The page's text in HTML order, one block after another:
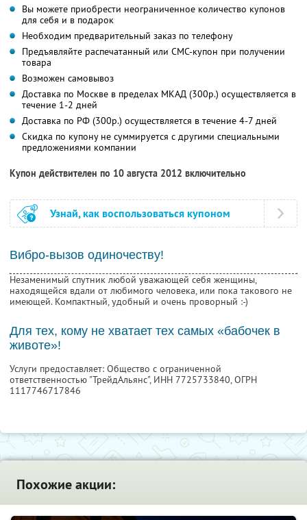
Вы можете приобрести неограниченное количество купонов
для себя и в подарок
Необходим предварительный заказ по телефону
Предъявляйте распечатанный или СМС-купон при получении
товара
Возможен самовывоз
Доставка по Москве в пределах МКАД (300р.) осуществляется в
течение 1-2 дней
Доставка по РФ (300р.) осуществляется в течение 4-7 дней
Скидка по купону не суммируется с другими специальными
предложениями компании
Купон действителен по 10 августа 2012 включительно
Узнай, как воспользоваться купоном
Вибро-вызов одиночеству!
Незаменимый спутник любой уважающей себя женщины,
находящейся вдали от любимого человека, или пока такового не
имеющей. Компактный, удобный и очень проворный :-)
Для тех, кому не хватает тех самых «бабочек в
животе»!
Услуги предоставляет: Общество с ограниченной
ответственностью "ТрейдАльянс", ИНН 7725733840, ОГРН
1117746717846
Похожие акции: